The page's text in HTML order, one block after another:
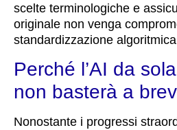
scelte terminologiche e
originale non venga
standardizzazione
Perché l’AI da
non basterà a
Nonostante i progressi